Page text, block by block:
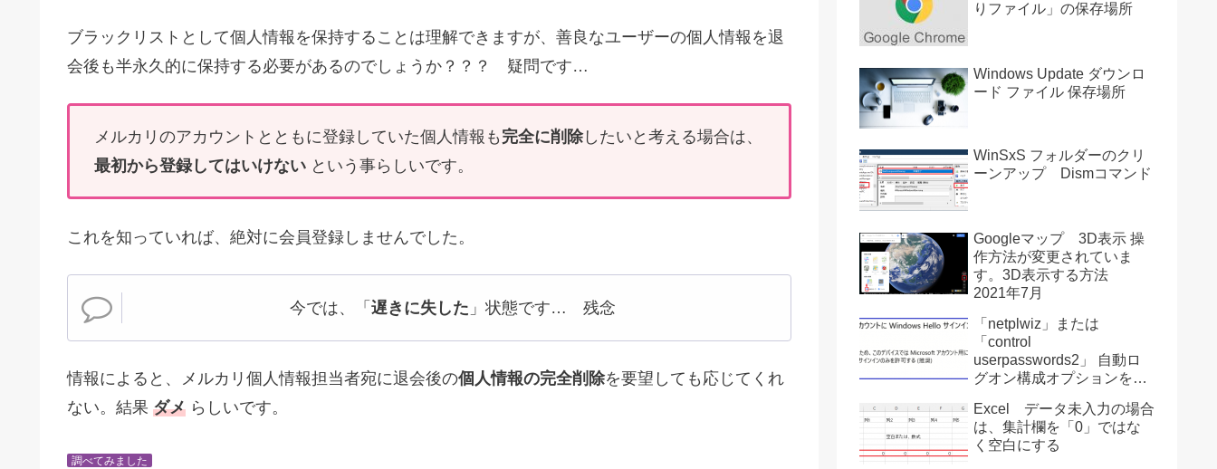
ブラックリストとして個人情報を保持することは理解できますが、善良なユーザーの個人情報を退
会後も半永久的に保持する必要があるのでしょうか？？？ 疑問です…
メルカリのアカウントとともに登録していた個人情報も 完全に削除したいと考える場合は、
最初から登録してはいけない という事らしいです。
これを知っていれば、絶対に会員登録しませんでした。
今では、「 遅きに失した 」状態です… 残念
情報によると、メルカリ個人情報担当者宛に退会後の個人情報の完全削除を要望しても応じてくれ
ない。結果 ダメ らしいです。
調べてみました
りファイル」の保存場所
Windows Update ダウンロ
ード ファイル 保存場所
WinSxS フォルダーのクリ
ーンアップ Dismコマンド
Googleマップ 3D表示 操
作方法が変更されていま
す。3D表示する方法
2021年7月
「netplwiz」または
「control
userpasswords2」 自動ロ
グオン構成オプションを復
Excel データ未入力の場合
は、集計欄を「0」ではな
く空白にする